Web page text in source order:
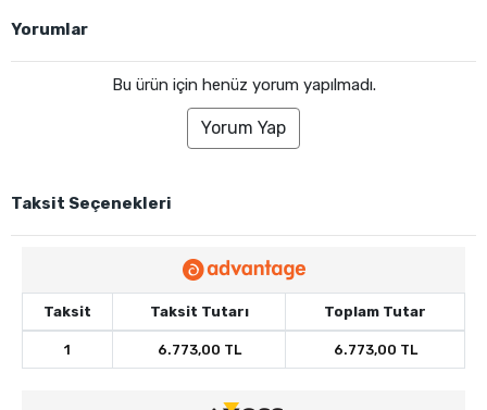
Yorumlar
Bu ürün için henüz yorum yapılmadı.
Yorum Yap
Taksit Seçenekleri
Taksit Taksit Tutarı Toplam Tutar
1 6.773,00 TL 6.773,00 TL